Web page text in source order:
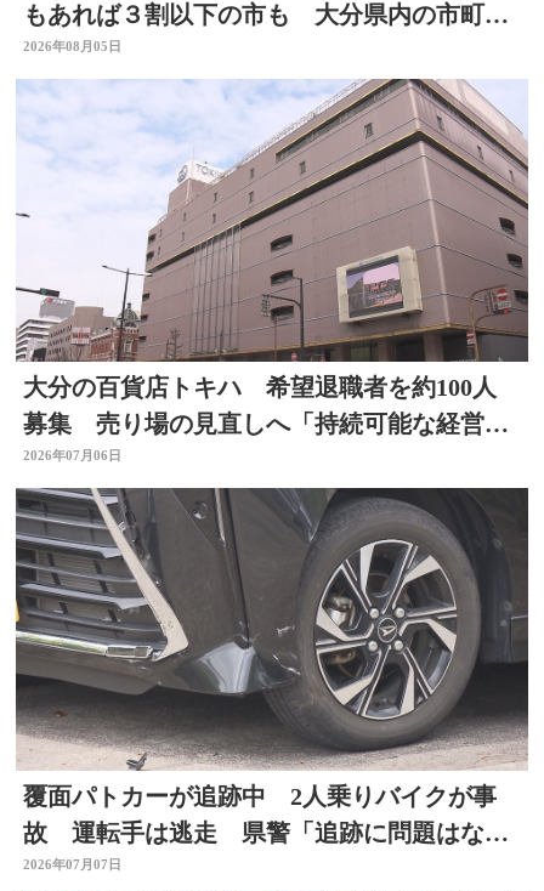
もあれば３割以下の市も 大分県内の市町村
を調査
2026年08月05日
大分の百貨店トキハ 希望退職者を約100人
募集 売り場の見直しへ「持続可能な経営体
制構築のため」
2026年07月06日
覆面パトカーが追跡中 2人乗りバイクが事
故 運転手は逃走 県警「追跡に問題はな
い」大分
2026年07月07日